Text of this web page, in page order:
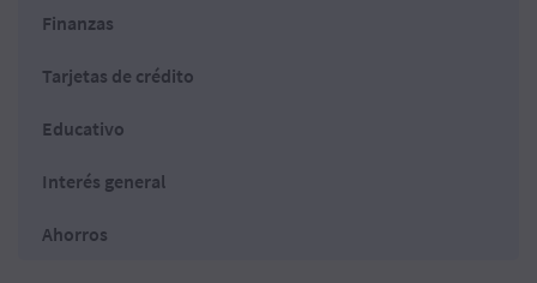
Finanzas
Tarjetas de crédito
Educativo
Interés general
Ahorros